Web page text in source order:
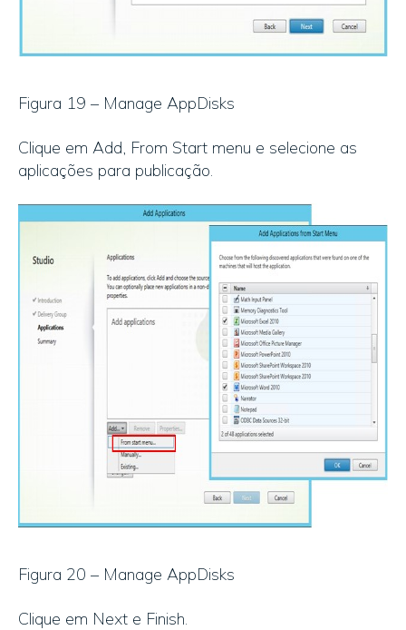
Figura 19 – Manage AppDisks
Clique em Add, From Start menu e selecione as
aplicações para publicação.
Figura 20 – Manage AppDisks
Clique em Next e Finish.